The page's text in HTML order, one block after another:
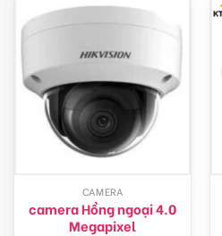
CAMERA
camera Hồng ngoại 4.0
Megapixel